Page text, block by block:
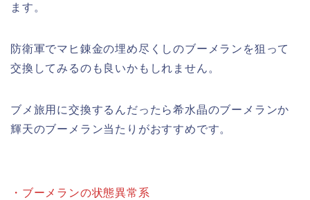
ます。
防衛軍でマヒ錬金の埋め尽くしのブーメランを狙って
交換してみるのも良いかもしれません。
ブメ旅用に交換するんだったら希水晶のブーメランか
輝天のブーメラン当たりがおすすめです。
・ブーメランの状態異常系